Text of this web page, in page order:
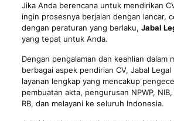
Jika Anda berencana untuk mendirikan
ingin prosesnya berjalan dengan lancar,
dengan peraturan yang berlaku, Jabal
yang tepat untuk Anda.
Dengan pengalaman dan keahlian dalam
berbagai aspek pendirian CV, Jabal Legal
layanan lengkap yang mencakup
pembuatan akta, pengurusan NPWP, NIB,
RB, dan melayani ke seluruh Indonesia.